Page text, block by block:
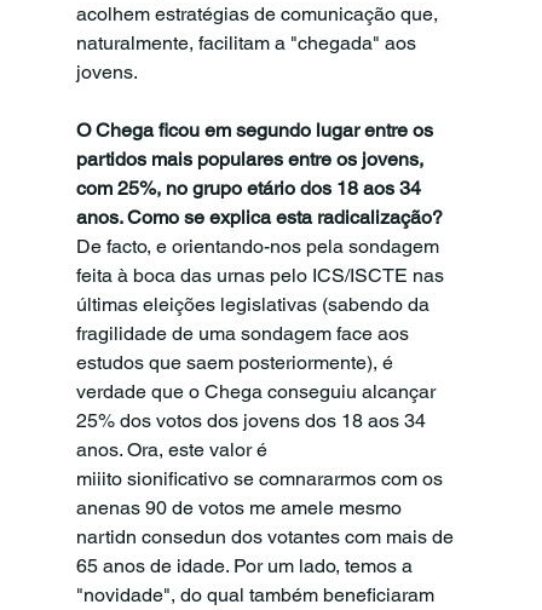
acolhem estratégias de comunicação que,
naturalmente, facilitam a "chegada" aos
jovens.
O Chega ficou em segundo lugar entre os
partidos mais populares entre os jovens,
com 25%, no grupo etário dos 18 aos 34
anos. Como se explica esta radicalização?
De facto, e orientando-nos pela sondagem
feita à boca das urnas pelo ICS/ISCTE nas
últimas eleições legislativas (sabendo da
fragilidade de uma sondagem face aos
estudos que saem posteriormente), é
verdade que o Chega conseguiu alcançar
25% dos votos dos jovens dos 18 aos 34
anos. Ora, este valor é
miiito sionificativo se comnararmos com os
anenas 90 de votos me amele mesmo
nartidn consedun dos votantes com mais de
65 anos de idade. Por um lado, temos a
"novidade", do qual também beneficiaram